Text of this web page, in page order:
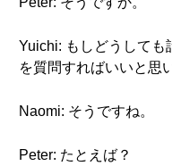
Yuichi: もしどうしても
を質問すればいいと思
Naomi: そうですね。
Peter: たとえば？